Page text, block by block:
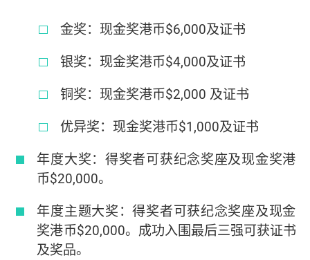
金奖：现金奖港币$6,000及证书
银奖：现金奖港币$4,000及证书
铜奖：现金奖港币$2,000 及证书
优异奖：现金奖港币$1,000及证书
年度大奖：得奖者可获纪念奖座及现金奖港
币$20,000。
年度主题大奖：得奖者可获纪念奖座及现金
奖港币$20,000。成功入围最后三强可获证书
及奖品。